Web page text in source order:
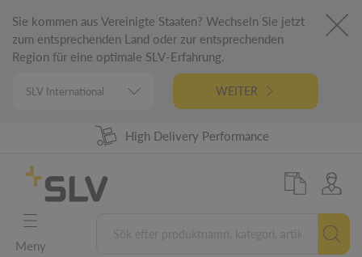
Sie kommen aus Vereinigte Staaten? Wechseln Sie jetzt
zum entsprechenden Land oder zur entsprechenden
Region für eine optimale SLV-Erfahrung.
WEITER
98% Product Availability
High Delivery Performance
5 Years Warranty
German Engineering
Meny